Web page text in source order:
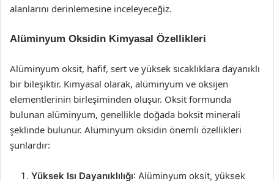
alanlarını derinlemesine inceleyeceğiz.
Alüminyum Oksidin Kimyasal Özellikleri
Alüminyum oksit, hafif, sert ve yüksek sıcaklıklara dayanıklı
bir bileşiktir. Kimyasal olarak, alüminyum ve oksijen
elementlerinin birleşiminden oluşur. Oksit formunda
bulunan alüminyum, genellikle doğada boksit minerali
şeklinde bulunur. Alüminyum oksidin önemli özellikleri
şunlardır:
Yüksek Isı Dayanıklılığı: Alüminyum oksit, yüksek